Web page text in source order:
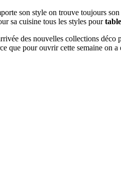
son style on trouve toujours
sa cuisine tous les styles pour
des nouvelles collections
que pour ouvrir cette semaine on